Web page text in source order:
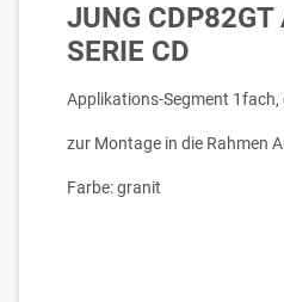
JUNG
SERIE CD
Applikations-Segment 1fach,
zur Montage in die Rahmen
Farbe: granit